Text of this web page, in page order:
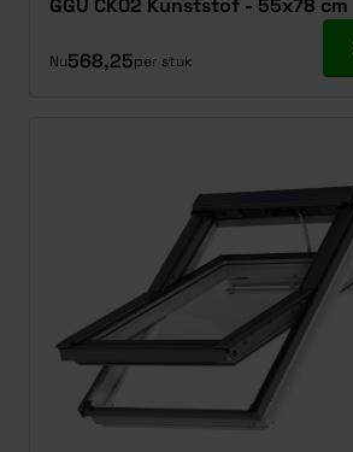
GGU CK02 Kunststof - 55x78 cm
Nu568,25per stuk